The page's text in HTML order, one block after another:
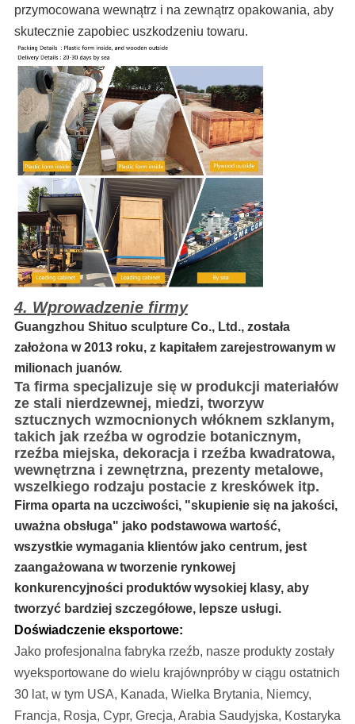
przymocowana wewnątrz i na zewnątrz opakowania, aby
skutecznie zapobiec uszkodzeniu towaru.
4. Wprowadzenie firmy
Guangzhou Shituo sculpture Co., Ltd., została
założona w 2013 roku, z kapitałem zarejestrowanym w
milionach juanów.
Ta firma specjalizuje się w produkcji materiałów
ze stali nierdzewnej, miedzi, tworzyw
sztucznych wzmocnionych włóknem szklanym,
takich jak rzeźba w ogrodzie botanicznym,
rzeźba miejska, dekoracja i rzeźba kwadratowa,
wewnętrzna i zewnętrzna, prezenty metalowe,
wszelkiego rodzaju postacie z kreskówek itp.
Firma oparta na uczciwości, "skupienie się na jakości,
uważna obsługa" jako podstawowa wartość,
wszystkie wymagania klientów jako centrum, jest
zaangażowana w tworzenie rynkowej
konkurencyjności produktów wysokiej klasy, aby
tworzyć bardziej szczegółowe, lepsze usługi.
Doświadczenie eksportowe:
Jako profesjonalna fabryka rzeźb, nasze produkty zostały
wyeksportowane do wielu krajównpróby w ciągu ostatnich
30 lat, w tym USA, Kanada, Wielka Brytania, Niemcy,
Francja, Rosja, Cypr, Grecja, Arabia Saudyjska, Kostaryka